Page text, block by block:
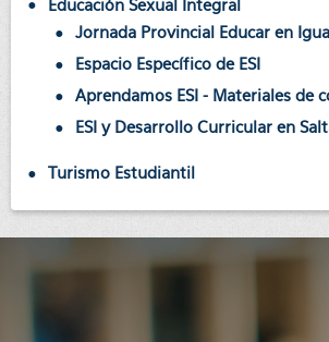
Educación Sexual Integral
Jornada Provincial Educar en
Espacio Específico de ESI
Aprendamos ESI - Materiales de
ESI y Desarrollo Curricular en
Turismo Estudiantil